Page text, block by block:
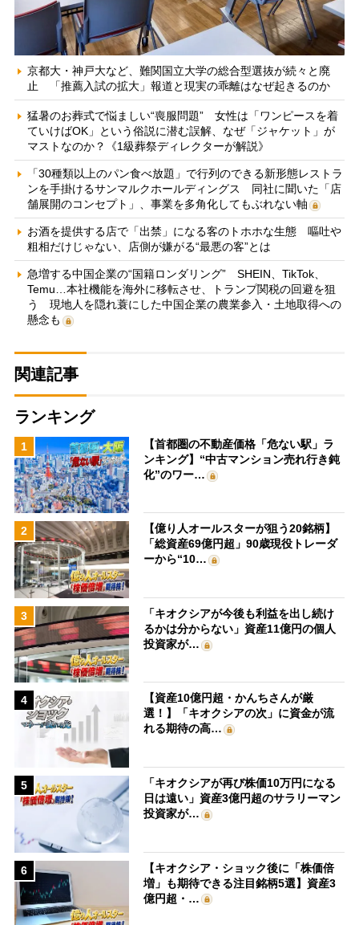
京都大・神戸大など、難関国立大学の総合型選抜が続々と廃
止 「推薦入試の拡大」報道と現実の乖離はなぜ起きるのか
猛暑のお葬式で悩ましい“喪服問題” 女性は「ワンピースを着
ていけばOK」という俗説に潜む誤解、なぜ「ジャケット」が
マストなのか？《1級葬祭ディレクターが解説》
「30種類以上のパン食べ放題」で行列のできる新形態レストラ
ンを手掛けるサンマルクホールディングス 同社に聞いた「店
舗展開のコンセプト」、事業を多角化してもぶれない軸
お酒を提供する店で「出禁」になる客のトホホな生態 嘔吐や
粗相だけじゃない、店側が嫌がる“最悪の客”とは
急増する中国企業の“国籍ロンダリング” SHEIN、TikTok、
Temu…本社機能を海外に移転させ、トランプ関税の回避を狙
う 現地人を隠れ蓑にした中国企業の農業参入・土地取得への
懸念も
関連記事
ランキング
1
【首都圏の不動産価格「危ない駅」ラ
ンキング】“中古マンション売れ行き鈍
化”のワー…
2
【億り人オールスターが狙う20銘柄】
「総資産69億円超」90歳現役トレーダ
ーから“10…
3
「キオクシアが今後も利益を出し続け
るかは分からない」資産11億円の個人
投資家が…
4
【資産10億円超・かんちさんが厳
選！】「キオクシアの次」に資金が流
れる期待の高…
5
「キオクシアが再び株価10万円になる
日は遠い」資産3億円超のサラリーマン
投資家が…
6
【キオクシア・ショック後に「株価倍
増」も期待できる注目銘柄5選】資産3
億円超・…